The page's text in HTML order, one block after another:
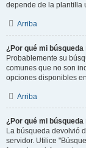
depende de la plantilla
Arriba
¿Por qué mi
Probablemente su
comunes que no son
opciones disponibles
Arriba
¿Por qué mi
La búsqueda devolvió
servidor. Utilice